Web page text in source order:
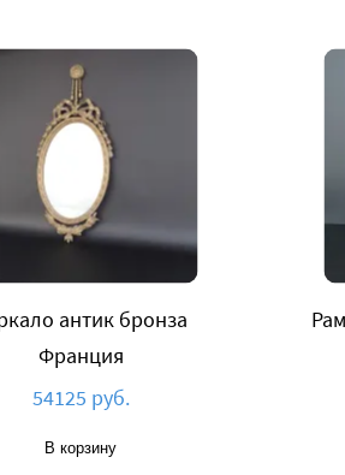
антик бронза
Франция
54125 руб.
В корзину